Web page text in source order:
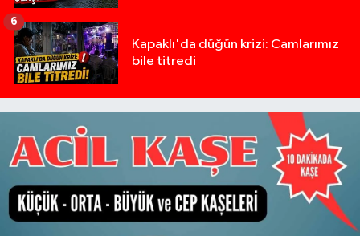
Kapaklı'da düğün krizi: Camlarımız
bile titredi
6